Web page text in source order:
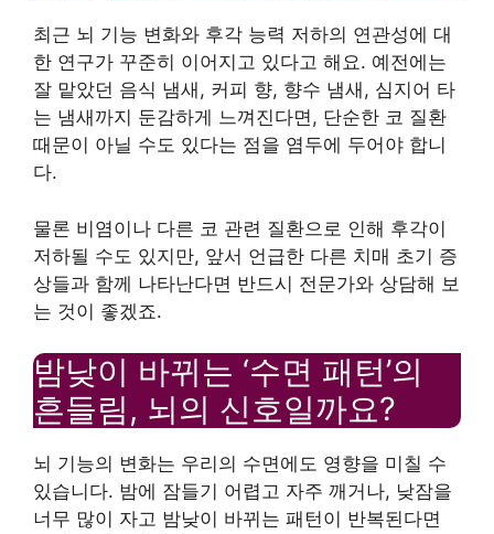
최근 뇌 기능 변화와 후각 능력 저하의 연관성에 대
한 연구가 꾸준히 이어지고 있다고 해요. 예전에는
잘 맡았던 음식 냄새, 커피 향, 향수 냄새, 심지어 타
는 냄새까지 둔감하게 느껴진다면, 단순한 코 질환
때문이 아닐 수도 있다는 점을 염두에 두어야 합니
다.
물론 비염이나 다른 코 관련 질환으로 인해 후각이
저하될 수도 있지만, 앞서 언급한 다른 치매 초기 증
상들과 함께 나타난다면 반드시 전문가와 상담해 보
는 것이 좋겠죠.
밤낮이 바뀌는 ‘수면 패턴’의
흔들림, 뇌의 신호일까요?
뇌 기능의 변화는 우리의 수면에도 영향을 미칠 수
있습니다. 밤에 잠들기 어렵고 자주 깨거나, 낮잠을
너무 많이 자고 밤낮이 바뀌는 패턴이 반복된다면